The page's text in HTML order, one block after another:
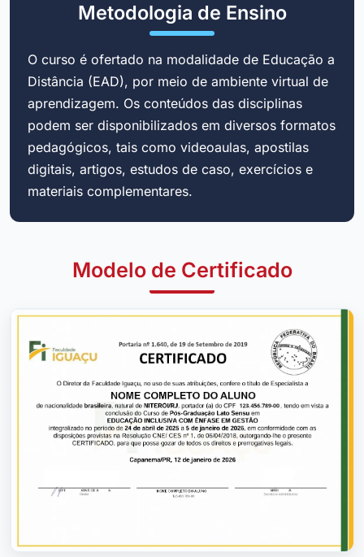
Metodologia de Ensino
O curso é ofertado na modalidade de Educação a
Distância (EAD), por meio de ambiente virtual de
aprendizagem. Os conteúdos das disciplinas
podem ser disponibilizados em diversos formatos
pedagógicos, tais como videoaulas, apostilas
digitais, artigos, estudos de caso, exercícios e
materiais complementares.
Modelo de Certificado